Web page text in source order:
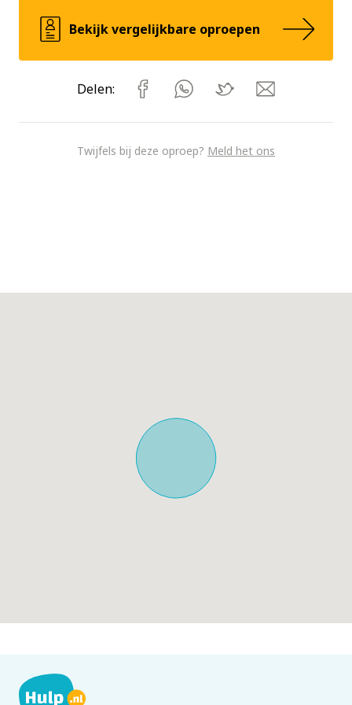
Bekijk vergelijkbare oproepen
Delen:
Twijfels bij deze oproep? Meld het ons